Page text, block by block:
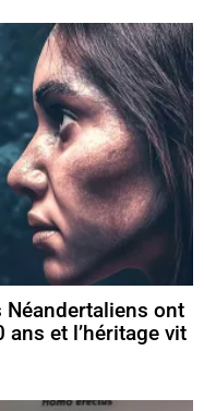
ont
et l’héritage vit